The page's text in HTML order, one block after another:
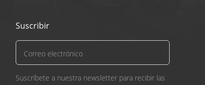
Suscribir
Suscríbete a nuestra newsletter para recibir las